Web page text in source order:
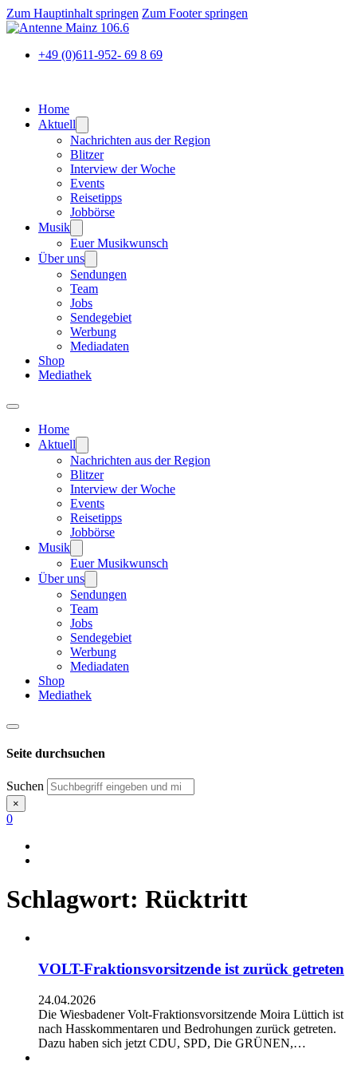
Zum Hauptinhalt springen Zum Footer springen
+49 (0)611-952- 69 8 69
Home
Aktuell
Nachrichten aus der Region
Blitzer
Interview der Woche
Events
Reisetipps
Jobbörse
Musik
Euer Musikwunsch
Über uns
Sendungen
Team
Jobs
Sendegebiet
Werbung
Mediadaten
Shop
Mediathek
Home
Aktuell
Nachrichten aus der Region
Blitzer
Interview der Woche
Events
Reisetipps
Jobbörse
Musik
Euer Musikwunsch
Über uns
Sendungen
Team
Jobs
Sendegebiet
Werbung
Mediadaten
Shop
Mediathek
Seite durchsuchen
Suchen
×
0
Schlagwort: Rücktritt
VOLT-Fraktionsvorsitzende ist zurück getreten
24.04.2026
Die Wiesbadener Volt-Fraktionsvorsitzende Moira Lüttich ist
nach Hasskommentaren und Bedrohungen zurück getreten.
Dazu haben sich jetzt CDU, SPD, Die GRÜNEN,…